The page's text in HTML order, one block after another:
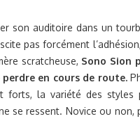
son auditoire dans un
pas forcément
scratcheuse, Sono Sion
en cours de route.
forts, la variété des styles
se ressent. Novice ou non,